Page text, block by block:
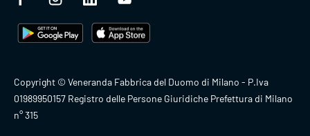
Copyright © Veneranda Fabbrica del Duomo di Milano - P.Iva
01989950157 Registro delle Persone Giuridiche Prefettura di Milano
n° 315